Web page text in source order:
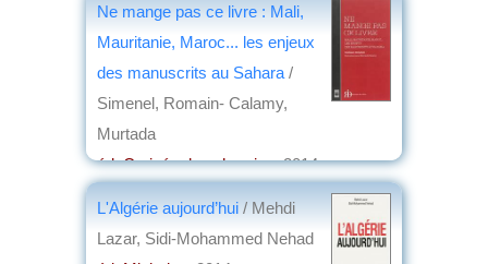
Ne mange pas ce livre : Mali,
Mauritanie, Maroc... les enjeux
des manuscrits au Sahara /
Simenel, Romain- Calamy,
Murtada
éd. Croisée des chemins, 2014
L'Algérie aujourd’hui / Mehdi
Lazar, Sidi-Mohammed Nehad